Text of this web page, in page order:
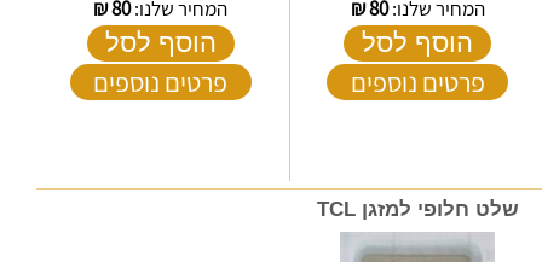
המחיר שלנו:80
₪
הוסף לסל
פרטים נוספים
המחיר שלנו:80
₪
הוסף לסל
פרטים נוספים
שלט חלופי למזגן TCL